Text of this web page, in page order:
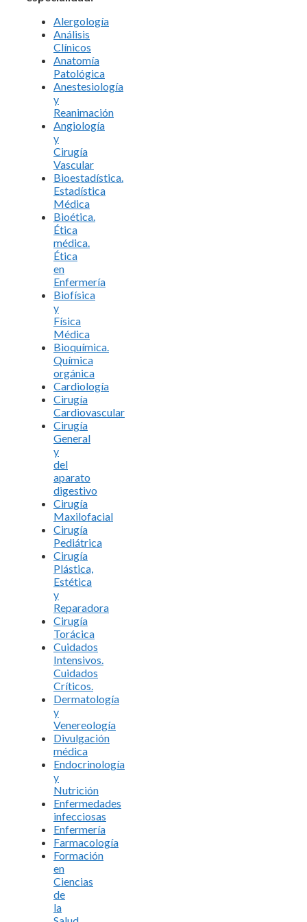
Alergología
Análisis
Clínicos
Anatomía
Patológica
Anestesiología
y
Reanimación
Angiología
y
Cirugía
Vascular
Bioestadística.
Estadística
Médica
Bioética.
Ética
médica.
Ética
en
Enfermería
Biofísica
y
Física
Médica
Bioquímica.
Química
orgánica
Cardiología
Cirugía
Cardiovascular
Cirugía
General
y
del
aparato
digestivo
Cirugía
Maxilofacial
Cirugía
Pediátrica
Cirugía
Plástica,
Estética
y
Reparadora
Cirugía
Torácica
Cuidados
Intensivos.
Cuidados
Críticos.
Dermatología
y
Venereología
Divulgación
médica
Endocrinología
y
Nutrición
Enfermedades
infecciosas
Enfermería
Farmacología
Formación
en
Ciencias
de
la